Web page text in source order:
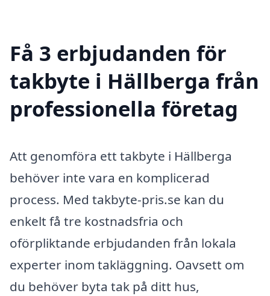
Få 3 erbjudanden för
takbyte i Hällberga från
professionella företag
Att genomföra ett takbyte i Hällberga
behöver inte vara en komplicerad
process. Med takbyte-pris.se kan du
enkelt få tre kostnadsfria och
oförpliktande erbjudanden från lokala
experter inom takläggning. Oavsett om
du behöver byta tak på ditt hus,